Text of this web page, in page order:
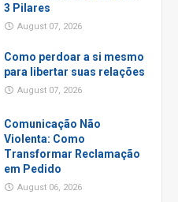
3 Pilares
August 07, 2026
Como perdoar a si mesmo
para libertar suas relações
August 07, 2026
Comunicação Não
Violenta: Como
Transformar Reclamação
em Pedido
August 06, 2026